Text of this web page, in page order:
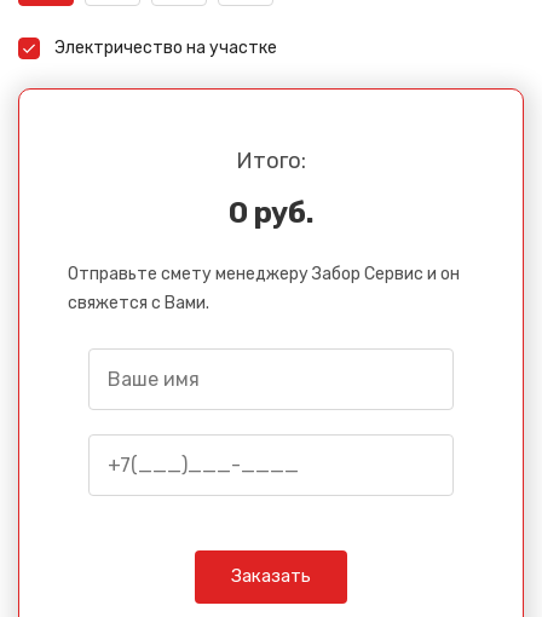
Электричество на участке
Итого:
0 руб.
Отправьте смету менеджеру Забор Сервис и он
свяжется с Вами.